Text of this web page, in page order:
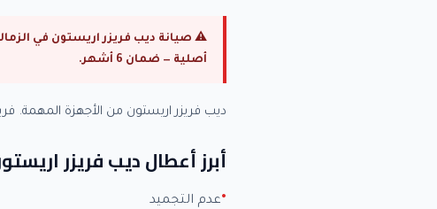
أصلية — ضمان 6 أشهر.
ديب فريزر اريستون من الأجهزة
أبرز أعطال ديب فريزر
عدم التجميد